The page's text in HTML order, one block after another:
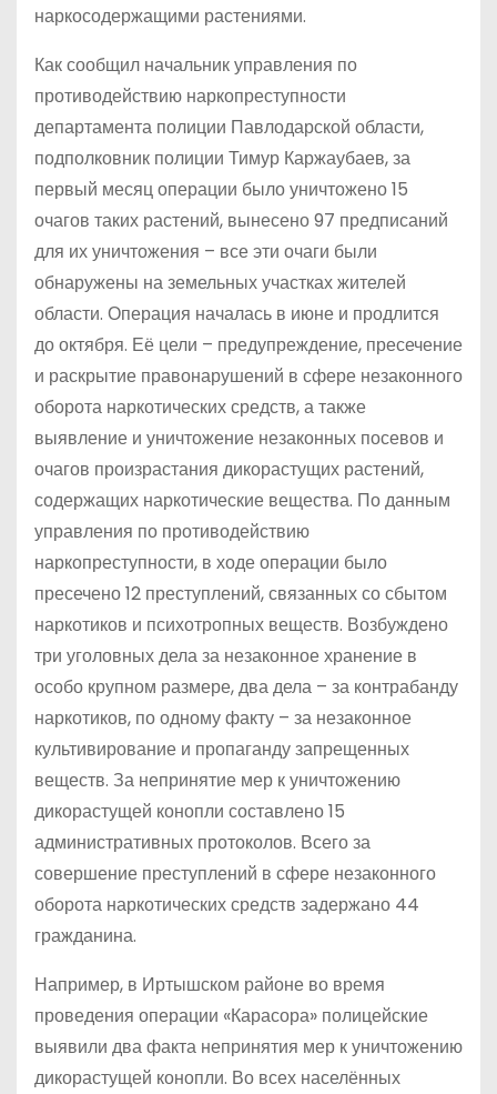
наркосодержащими растениями.
Как сообщил начальник управления по
противодействию наркопреступности
департамента полиции Павлодарской области,
подполковник полиции Тимур Каржаубаев, за
первый месяц операции было уничтожено 15
очагов таких растений, вынесено 97 предписаний
для их уничтожения – все эти очаги были
обнаружены на земельных участках жителей
области. Операция началась в июне и продлится
до октября. Её цели – предупреждение, пресечение
и раскрытие правонарушений в сфере незаконного
оборота наркотических средств, а также
выявление и уничтожение незаконных посевов и
очагов произрастания дикорастущих растений,
содержащих наркотические вещества. По данным
управления по противодействию
наркопреступности, в ходе операции было
пресечено 12 преступлений, связанных со сбытом
наркотиков и психотропных веществ. Возбуждено
три уголовных дела за незаконное хранение в
особо крупном размере, два дела – за контрабанду
наркотиков, по одному факту – за незаконное
культивирование и пропаганду запрещенных
веществ. За непринятие мер к уничтожению
дикорастущей конопли составлено 15
административных протоколов. Всего за
совершение преступлений в сфере незаконного
оборота наркотических средств задержано 44
гражданина.
Например, в Иртышском районе во время
проведения операции «Карасора» полицейские
выявили два факта непринятия мер к уничтожению
дикорастущей конопли. Во всех населённых